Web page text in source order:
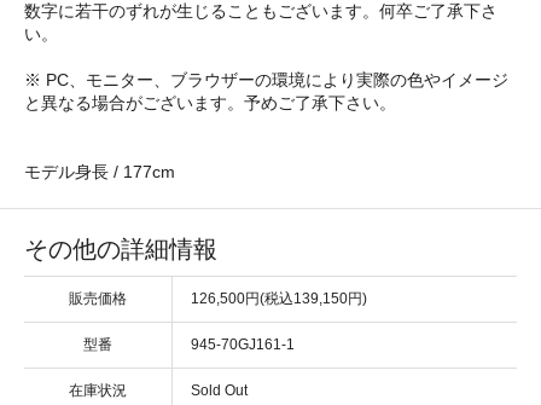
数字に若干のずれが生じることもございます。何卒ご了承下さ
い。
※ PC、モニター、ブラウザーの環境により実際の色やイメージ
と異なる場合がございます。予めご了承下さい。
モデル身長 / 177cm
その他の詳細情報
販売価格 126,500円(税込139,150円)
型番 945-70GJ161-1
在庫状況 Sold Out